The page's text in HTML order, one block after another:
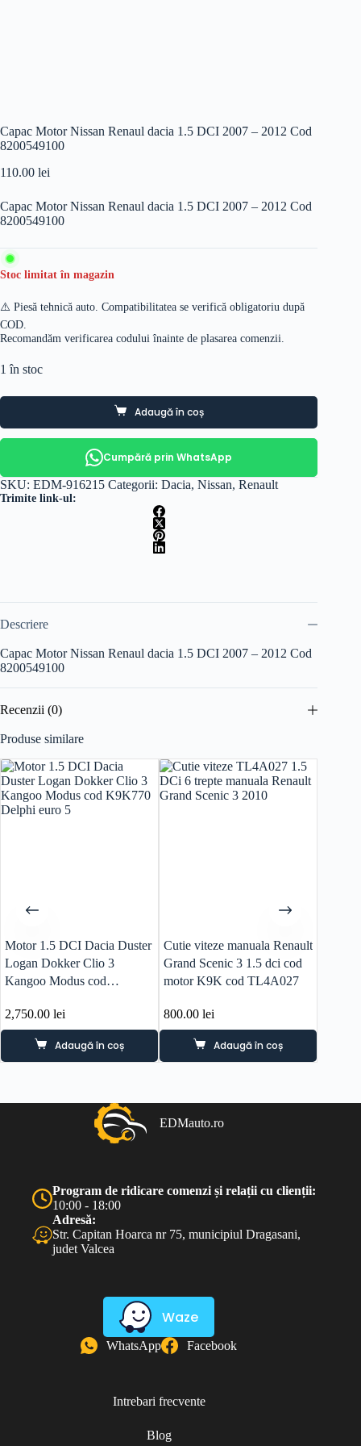
Capac Motor Nissan Renaul dacia 1.5 DCI 2007 – 2012 Cod
8200549100
110.00 lei
Capac Motor Nissan Renaul dacia 1.5 DCI 2007 – 2012 Cod
8200549100
Stoc limitat în magazin
⚠️ Piesă tehnică auto. Compatibilitatea se verifică obligatoriu după
COD.
Recomandăm verificarea codului înainte de plasarea comenzii.
1 în stoc
Adaugă în coș
Cumpără prin WhatsApp
SKU: EDM-916215 Categorii: Dacia, Nissan, Renault
Trimite link-ul:
Descriere
Capac Motor Nissan Renaul dacia 1.5 DCI 2007 – 2012 Cod
8200549100
Recenzii (0)
Produse similare
Motor 1.5 DCI Dacia Duster
Logan Dokker Clio 3
Kangoo Modus cod
2,750.00 lei
Adaugă în coș
Cutie viteze manuala Renault
Grand Scenic 3 1.5 dci cod
motor K9K cod TL4A027
800.00lei
Adaugă în coș
EDMauto.ro
Program de ridicare comenzi și relații cu clienții:
10:00 - 18:00
Adresă:
Str. Capitan Hoarca nr 75, municipiul Dragasani,
judet Valcea
Waze
WhatsApp Facebook
Intrebari frecvente
Blog